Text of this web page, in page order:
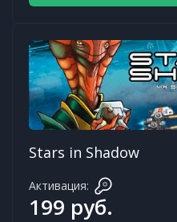
Stars in Shadow
Активация:
199 руб.